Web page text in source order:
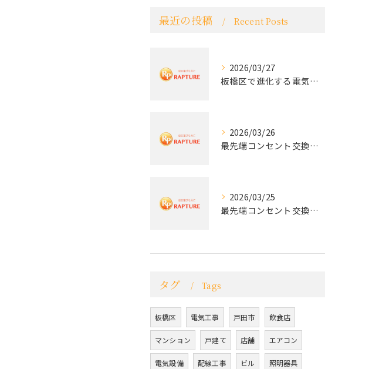
最近の投稿 Recent Posts
2026/03/27
板橋区で進化する電気工事と最新コンセント交換技術
2026/03/26
最先端コンセント交換で快適な生活を実現する電気工事の技術
2026/03/25
最先端コンセント交換で実現する安全と快適な住環境
タグ Tags
板橋区 電気工事 戸田市 飲食店
マンション 戸建て 店舗 エアコン
電気設備 配線工事 ビル 照明器具